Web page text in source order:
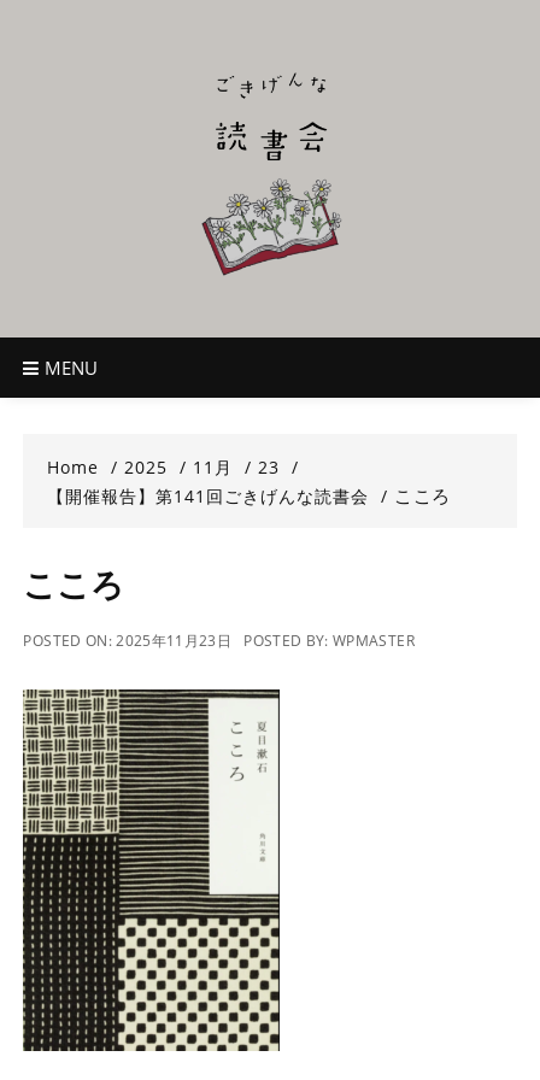
ごきげんな読
~児童書好き主催者によるオールジャンルOK！のんびり読書会~
MENU
Home 2025 11月
23
【開催報告】第141回ごきげんな読書会
こころ
こころ
POSTED ON:2025年11月23日 POSTED BY:WPMASTER